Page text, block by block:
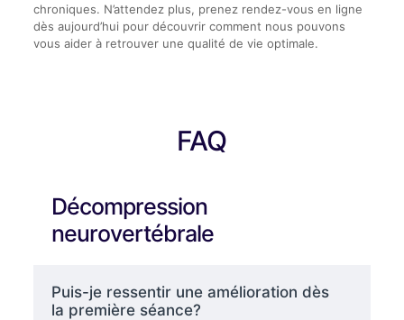
chroniques. N’attendez plus, prenez rendez-vous en ligne
dès aujourd’hui pour découvrir comment nous pouvons
vous aider à retrouver une qualité de vie optimale.
FAQ
Décompression
neurovertébrale
Puis-je ressentir une amélioration dès
la première séance?